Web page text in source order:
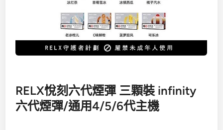
RELX悅刻六代煙彈 三顆裝 infinity
六代煙彈/通用4/5/6代主機